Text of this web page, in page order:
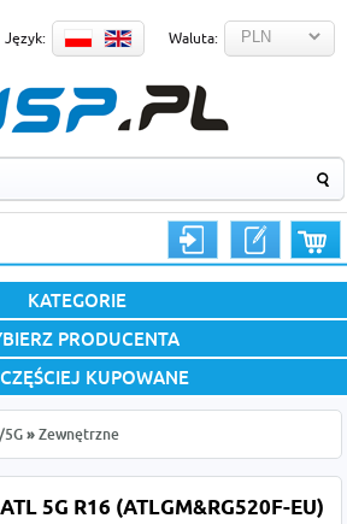
Język: Waluta:
KATEGORIE
PRODUCENTA
KUPOWANE
5G » Zewnętrzne
5G R16 (ATLGM&RG520F-EU)